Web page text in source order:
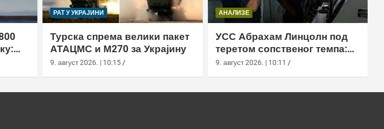
РАТ У УКРАЈИНИ
Турска спрема велики пакет
АТАЦМС и М270 за Украјину
9. август 2026. | 10:15
АНАЛИЗЕ
УСС Абрахам Линцолн под
теретом сопственог темпа:
исцрпљена посада,
9. август 2026. | 10:11